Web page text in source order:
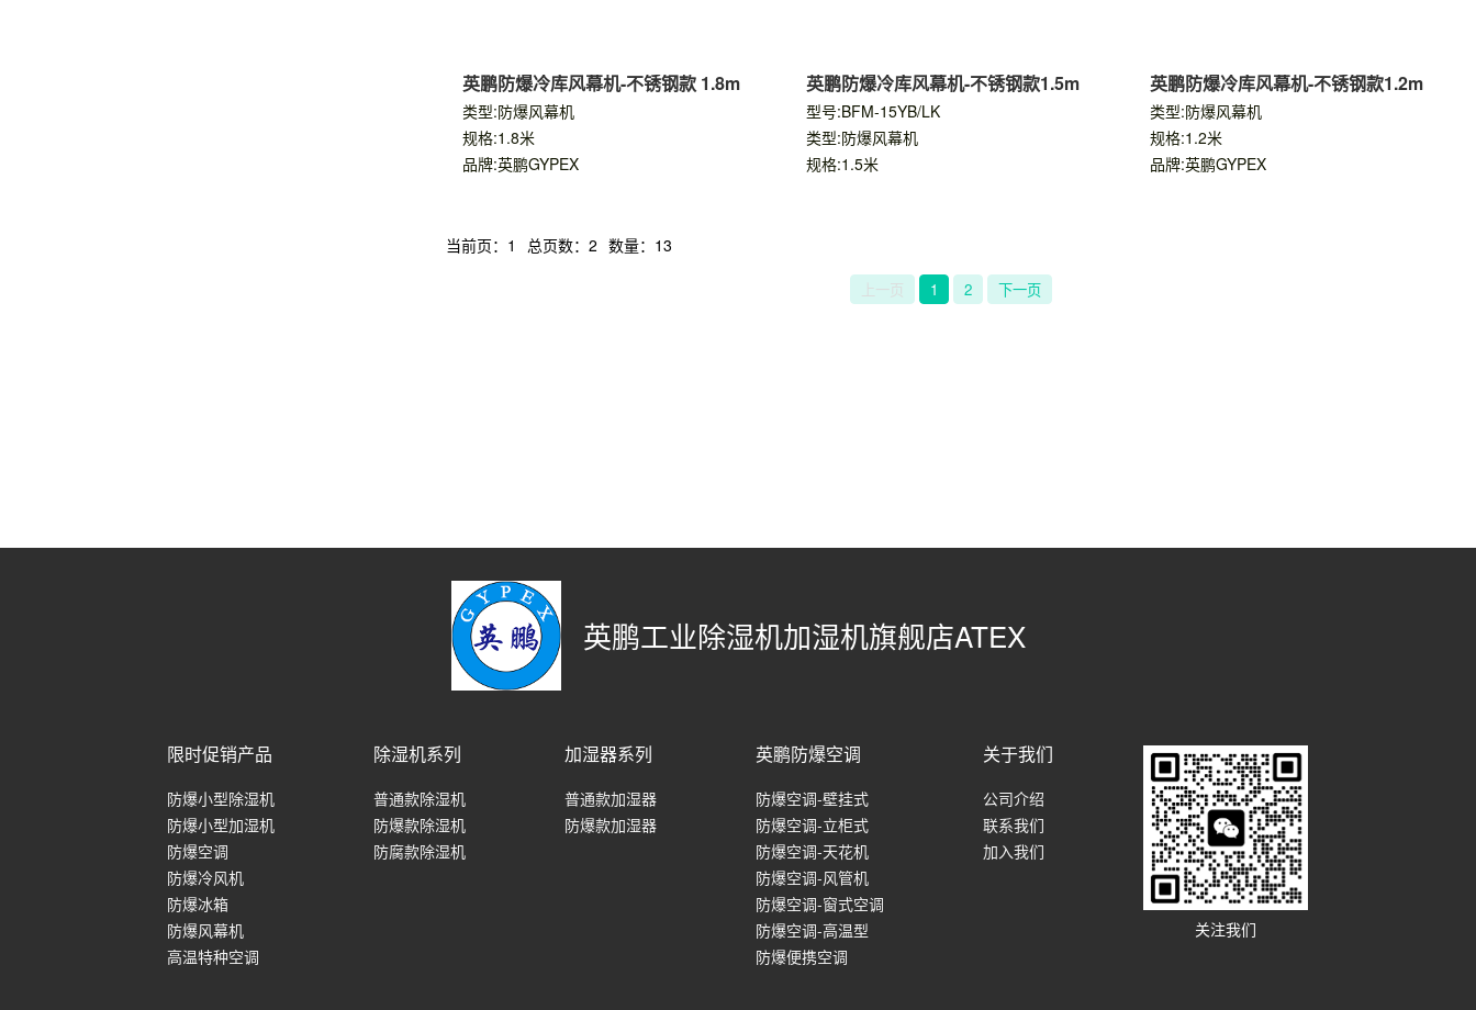
英鹏防爆冷库风幕机-不锈钢款 1.8m
类型:防爆风幕机
规格:1.8米
品牌:英鹏GYPEX
英鹏防爆冷库风幕机-不锈钢款1.5m
型号:BFM-15YB/LK
类型:防爆风幕机
规格:1.5米
英鹏防爆冷库风幕机-不锈钢款1.2m
类型:防爆风幕机
规格:1.2米
品牌:英鹏GYPEX
当前页：1 总页数：2 数量：13
上一页 1 2 下一页
英鹏工业除湿机加湿机旗舰店ATEX
限时促销产品
防爆小型除湿机
防爆小型加湿机
防爆空调
防爆冷风机
防爆冰箱
防爆风幕机
高温特种空调
除湿机系列
普通款除湿机
防爆款除湿机
防腐款除湿机
加湿器系列
普通款加湿器
防爆款加湿器
英鹏防爆空调
防爆空调-壁挂式
防爆空调-立柜式
防爆空调-天花机
防爆空调-风管机
防爆空调-窗式空调
防爆空调-高温型
防爆便携空调
关于我们
公司介绍
联系我们
加入我们
关注我们